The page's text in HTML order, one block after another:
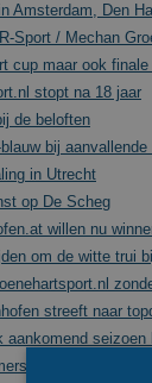
Amsterdam, Den
Sport / Mechan
cup maar ook
stopt na 18 jaar
de beloften
bij aanvallende
in Utrecht
op De Scheg
willen nu
om de witte trui
streeft naar
aankomend
van de